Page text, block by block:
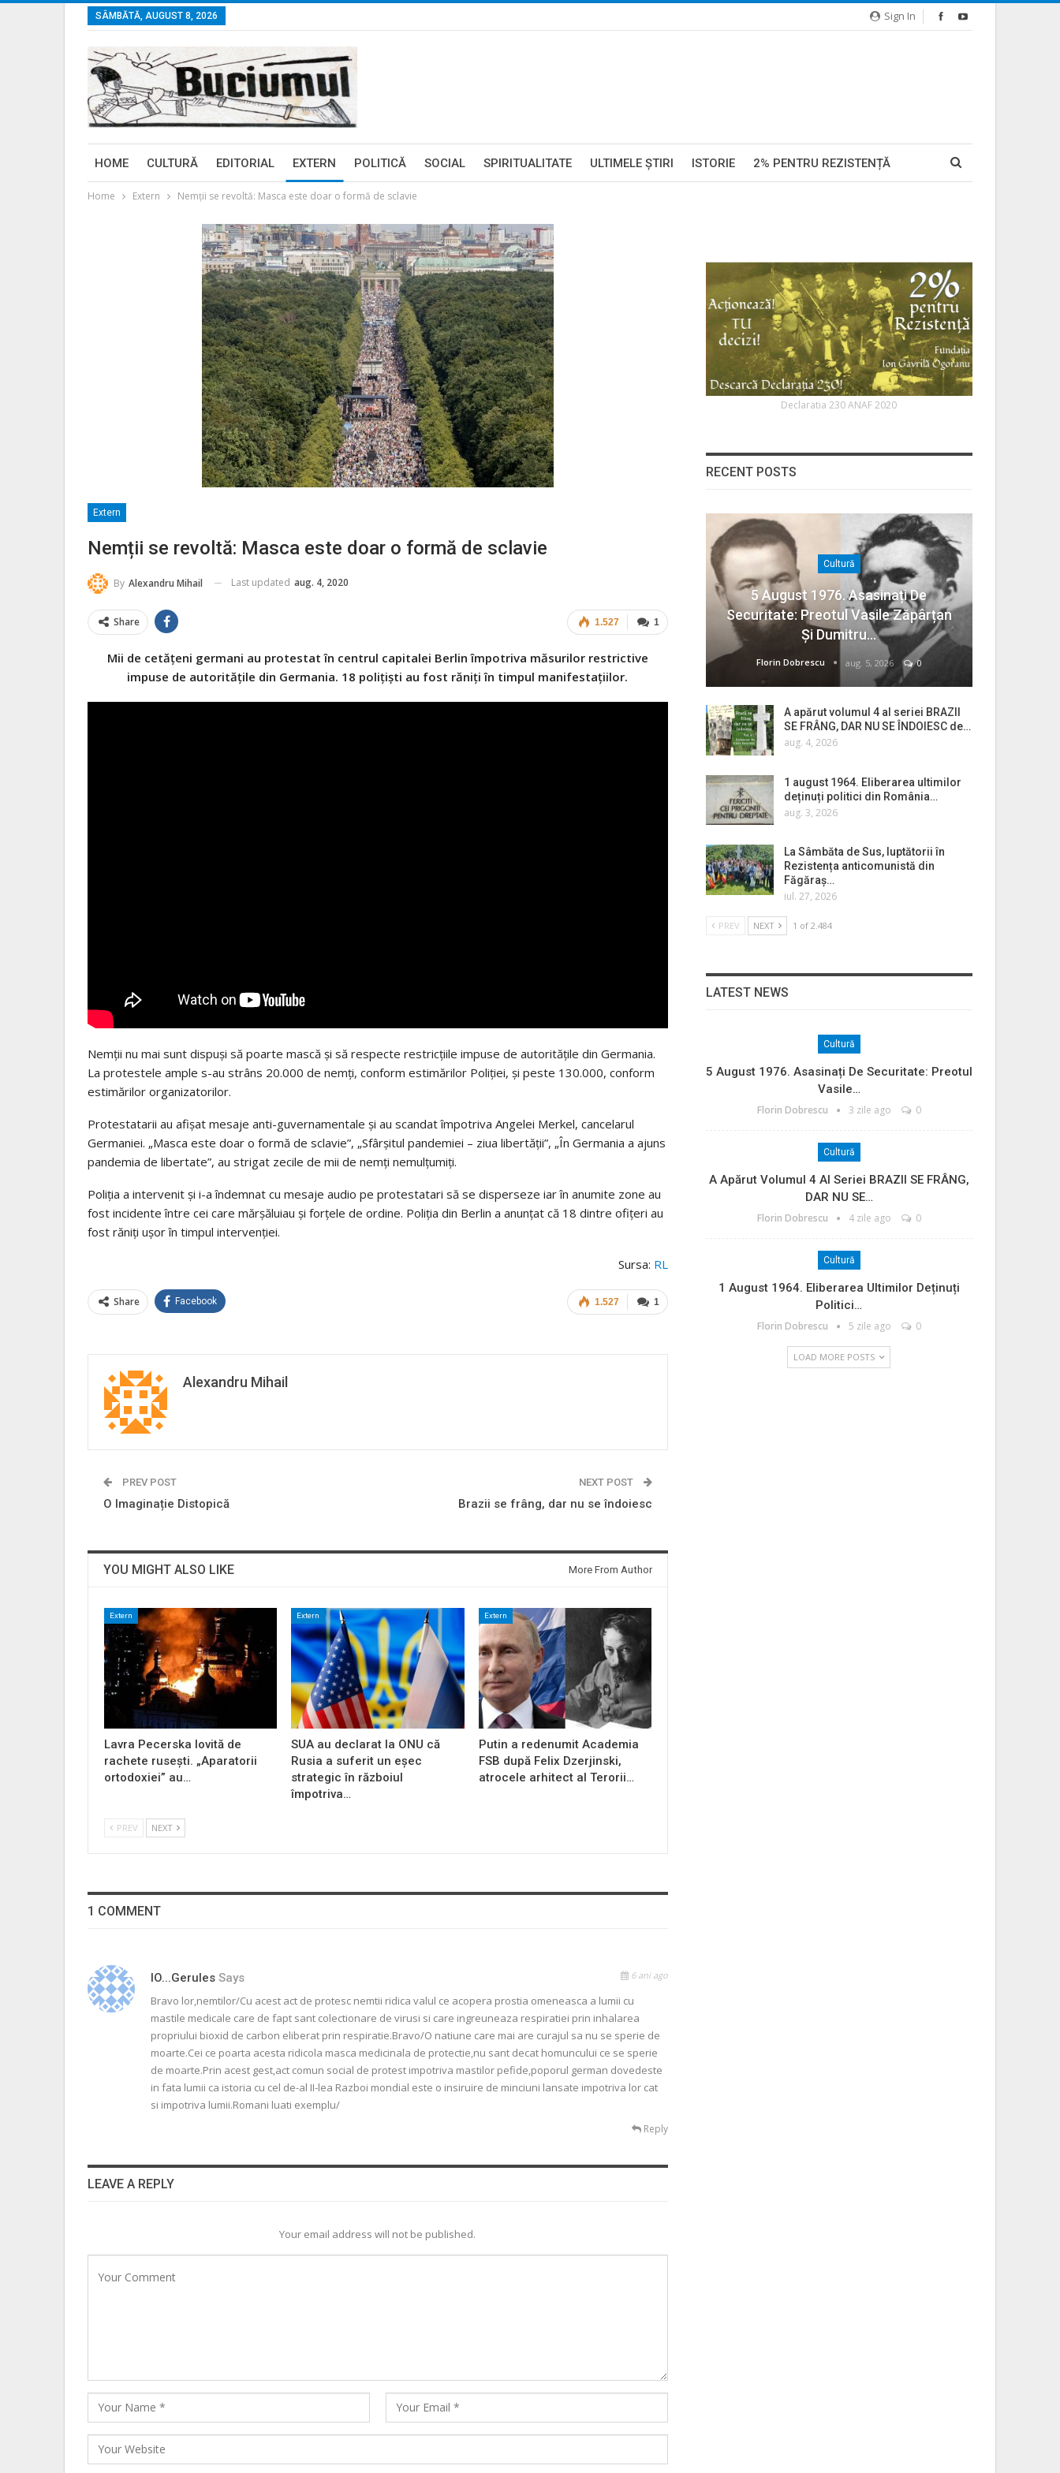
Sign In
SÂMBĂTĂ, AUGUST 8, 2026
HOME CULTURĂ EDITORIAL EXTERN POLITICĂ SOCIAL SPIRITUALITATE ULTIMELE ŞTIRI ISTORIE 2% PENTRU REZISTENȚĂ
Home Extern Nemții se revoltă: Masca este doar o formă de sclavie
Extern
Nemții se revoltă: Masca este doar o formă de sclavie
By Alexandru Mihail Last updated aug. 4, 2020
1
1.527
Share
Mii de cetățeni germani au protestat în centrul capitalei Berlin împotriva măsurilor restrictive
impuse de autoritățile din Germania. 18 polițiști au fost răniți în timpul manifestațiilor.
Nemții nu mai sunt dispuși să poarte mască și să respecte restricțiile impuse de autoritățile din Germania.
La protestele ample s-au strâns 20.000 de nemți, conform estimărilor Poliției, și peste 130.000, conform
estimărilor organizatorilor.
Protestatarii au afișat mesaje anti-guvernamentale și au scandat împotriva Angelei Merkel, cancelarul
Germaniei. „Masca este doar o formă de sclavie”, „Sfârşitul pandemiei – ziua libertăţii”, „În Germania a ajuns
pandemia de libertate”, au strigat zecile de mii de nemți nemulțumiți.
Poliția a intervenit și i-a îndemnat cu mesaje audio pe protestatari să se disperseze iar în anumite zone au
fost incidente între cei care mărșăluiau și forțele de ordine. Poliția din Berlin a anunțat că 18 dintre ofițeri au
fost răniți ușor în timpul intervenției.
Sursa: RL
1
1.527
Share Facebook
Alexandru Mihail
PREV POST
O Imaginație Distopică
NEXT POST
Brazii se frâng, dar nu se îndoiesc
YOU MIGHT ALSO LIKE More From Author
Extern
Lavra Pecerska lovită de
rachete rusești. „Aparatorii
ortodoxiei” au…
Extern
SUA au declarat la ONU că
Rusia a suferit un eșec
strategic în războiul
împotriva…
Extern
Putin a redenumit Academia
FSB după Felix Dzerjinski,
atrocele arhitect al Terorii…
PREV NEXT
1 COMMENT
IO...gerules Says 6 ani ago
Bravo lor,nemtilor/Cu acest act de protesc nemtii ridica valul ce acopera prostia omeneasca a lumii cu
mastile medicale care de fapt sant colectionare de virusi si care ingreuneaza respiratiei prin inhalarea
propriului bioxid de carbon eliberat prin respiratie.Bravo/O natiune care mai are curajul sa nu se sperie de
moarte.Cei ce poarta acesta ridicola masca medicinala de protectie,nu sant decat homuncului ce se sperie
de moarte.Prin acest gest,act comun social de protest impotriva mastilor pefide,poporul german dovedeste
in fata lumii ca istoria cu cel de-al II-lea Razboi mondial este o insiruire de minciuni lansate impotriva lor cat
si impotriva lumii.Romani luati exemplu/
Reply
LEAVE A REPLY
Your email address will not be published.
Declaratia 230 ANAF 2020
RECENT POSTS
Cultură
5 August 1976. Asasinați De
Securitate: Preotul Vasile Zăpârțan
Și Dumitru…
Florin Dobrescu aug. 5, 2026 0
A apărut volumul 4 al seriei BRAZII
SE FRÂNG, DAR NU SE ÎNDOIESC de…
aug. 4, 2026
1 august 1964. Eliberarea ultimilor
deținuți politici din România…
aug. 3, 2026
La Sâmbăta de Sus, luptătorii în
Rezistența anticomunistă din
Făgăraș…
iul. 27, 2026
PREV NEXT 1 of 2.484
LATEST NEWS
Cultură
5 August 1976. Asasinați De Securitate: Preotul
Vasile…
Florin Dobrescu 3 zile ago 0
Cultură
A Apărut Volumul 4 Al Seriei BRAZII SE FRÂNG,
DAR NU SE…
Florin Dobrescu 4 zile ago 0
Cultură
1 August 1964. Eliberarea Ultimilor Deținuți
Politici…
Florin Dobrescu 5 zile ago 0
LOAD MORE POSTS